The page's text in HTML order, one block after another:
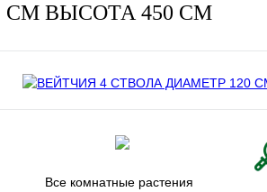
СМ ВЫСОТА 450 СМ
Все комнатные растения